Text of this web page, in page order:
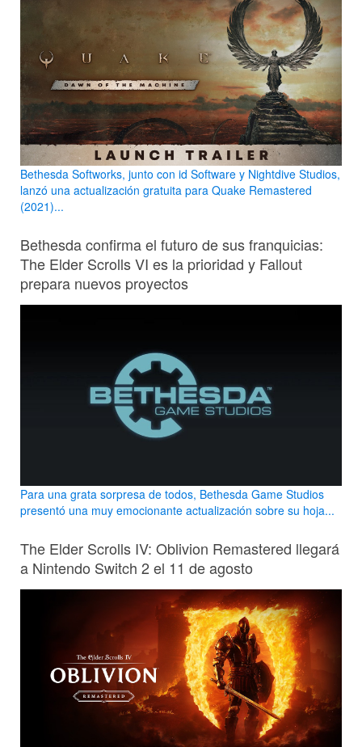
Bethesda Softworks, junto con id Software y Nightdive Studios,
lanzó una actualización gratuita para Quake Remastered
(2021)...
Bethesda confirma el futuro de sus franquicias:
The Elder Scrolls VI es la prioridad y Fallout
prepara nuevos proyectos
Para una grata sorpresa de todos, Bethesda Game Studios
presentó una muy emocionante actualización sobre su hoja...
The Elder Scrolls IV: Oblivion Remastered llegará
a Nintendo Switch 2 el 11 de agosto